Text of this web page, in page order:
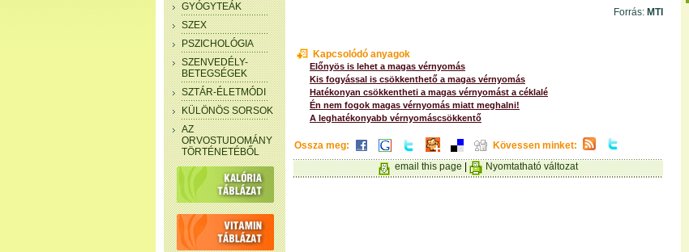
GYÓGYTEÁK
SZEX
PSZICHOLÓGIA
SZENVEDÉLY-
BETEGSÉGEK
SZTÁR-ÉLETMÓDI
KÜLÖNÖS SORSOK
AZ
ORVOSTUDOMÁNY
TÖRTÉNETÉBŐL
Forrás: MTI
Kapcsolódó anyagok
Előnyös is lehet a magas vérnyomás
Kis fogyással is csökkenthető a magas vérnyomás
Hatékonyan csökkentheti a magas vérnyomást a céklalé
Én nem fogok magas vérnyomás miatt meghalni!
A leghatékonyabb vérnyomáscsökkentő
Ossza meg:
Kövessen minket:
email this page
Nyomtatható változat